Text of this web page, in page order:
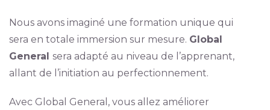
Nous avons imaginé une formation unique qui
sera en totale immersion sur mesure. Global
General sera adapté au niveau de l’apprenant,
allant de l’initiation au perfectionnement.
Avec Global General, vous allez améliorer